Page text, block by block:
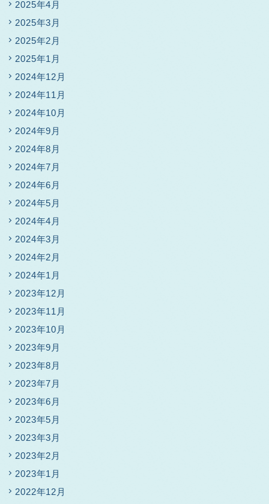
2025年4月
2025年3月
2025年2月
2025年1月
2024年12月
2024年11月
2024年10月
2024年9月
2024年8月
2024年7月
2024年6月
2024年5月
2024年4月
2024年3月
2024年2月
2024年1月
2023年12月
2023年11月
2023年10月
2023年9月
2023年8月
2023年7月
2023年6月
2023年5月
2023年3月
2023年2月
2023年1月
2022年12月